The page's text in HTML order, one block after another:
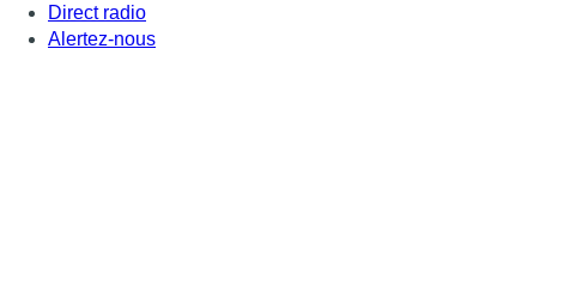
Direct radio
Alertez-nous